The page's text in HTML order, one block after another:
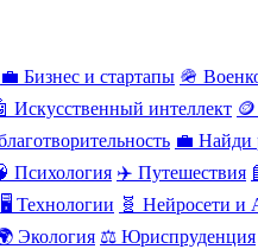
💼 Бизнес и стартапы 🪖
Искусственный интеллект
💼 Найди
Психология ✈️ Путешествия
🖥️ Технологии 🧬 Нейросети и
Экология ⚖️ Юриспруденция